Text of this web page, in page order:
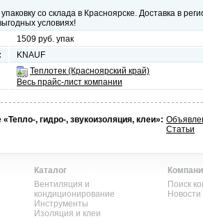
со склада в Красноярске. Доставка в
условиях!
1509 руб. упак
KNAUF
Теплотек (Красноярский край)
Весь прайс-лист компании
, гидро-, звукоизоляция, клеи»:
Статьи
Каталог
Вентиляция и
кондиционирование
Инструменты
Изоляция и клеи
Поиск